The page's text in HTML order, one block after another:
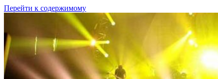
Перейти к содержимому